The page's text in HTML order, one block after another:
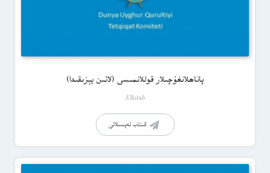
پاناھلانغۇچىلار قوللانمىسى (لاتىن يېزىقىدا)
Elkitab
كىتاب تەپسىلاتى